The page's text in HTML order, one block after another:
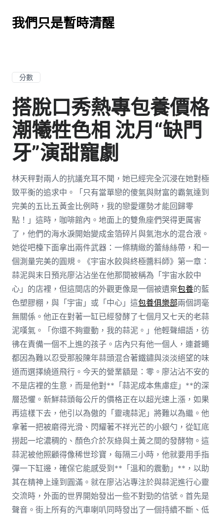
我們只是暫時清醒
分數
搭脫口秀熱專包養價格
潮犧牲色相 沈月“缺門
牙”演甜寵劇
林天秤對兩人的抗議充耳不聞，她已經完全沉浸在她對極
致平衡的追求中。「只有當單戀的傻氣與財富的霸氣達到
完美的五比五黃金比例時，我的戀愛運勢才能回歸零
點！」這時，咖啡館內。地面上的雙魚座們哭得更厲害
了，他們的海水淚開始變成金箔碎片與氣泡水的混合液。
她從吧檯下面拿出兩件武器：一條精緻的蕾絲絲帶，和一
個測量完美的圓規。《宇宙水餃與終極醬料師》第一章：
蒜泥與末日預兆廖沾沾坐在他那間被稱為「宇宙水餃中
心」的店裡，但這間店的外觀更像是一個被遺棄包養的藍
色塑膠棚，與「宇宙」或「中心」這包養俱樂部兩個詞毫
無關係。他正在對著一缸已經發酵了七個月又七天的老蒜
泥嘆氣。「你還不夠靈動，我的蒜泥。」他輕聲細語，彷
彿在責備一個不上進的孩子。店內只有他一個人，連蒼蠅
都因為難以忍受那股陳年蒜頭混合著鐵鏽與淡淡絕望的味
道而選擇繞道飛行。今天的營業額是：零。廖沾沾不安的
不是店裡的生意，而是他對**「蒜泥成本焦慮症」**的深
層恐懼。新鮮蒜頭每公斤的價格正在以超光速上漲，如果
再這樣下去，他引以為傲的「靈魂蒜泥」將難以為繼。他
拿著一把被磨得光滑、閃耀著不祥光芒的小銀勺，從缸底
撈起一坨濃稠的、顏色介於灰綠與土黃之間的發酵物。這
蒜泥被他照顧得像稀世珍寶，每隔三小時，他就要用手指
彈一下缸邊，確保它能感受到**「溫和的震動」**，以助
其在精神上達到圓滿。就在廖沾沾專注於與蒜泥進行心靈
交流時，外面的世界開始發出一些不對勁的信號。首先是
聲音。街上所有的汽車喇叭同時發出了一個持續不斷、低